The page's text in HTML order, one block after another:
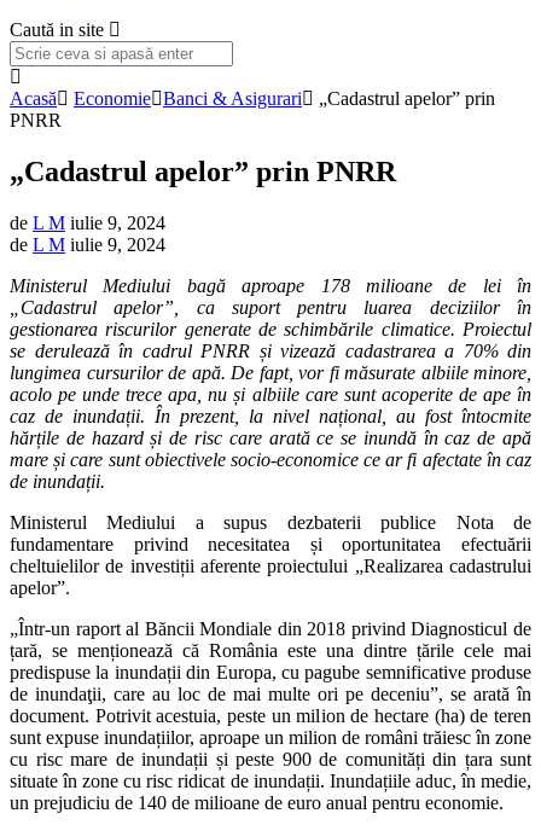
Caută in site
Acasă Economie Banci & Asigurari
„Cadastrul apelor” prin
PNRR
„Cadastrul apelor” prin PNRR
de L M iulie 9, 2024
de L M iulie 9, 2024
Ministerul Mediului bagă aproape 178 milioane de lei în
„Cadastrul apelor”, ca suport pentru luarea deciziilor în
gestionarea riscurilor generate de schimbările climatice. Proiectul
se derulează în cadrul PNRR și vizează cadastrarea a 70% din
lungimea cursurilor de apă. De fapt, vor fi măsurate albiile minore,
acolo pe unde trece apa, nu și albiile care sunt acoperite de ape în
caz de inundații. În prezent, la nivel național, au fost întocmite
hărțile de hazard și de risc care arată ce se inundă în caz de apă
mare și care sunt obiectivele socio-economice ce ar fi afectate în caz
de inundații.
Ministerul Mediului a supus dezbaterii publice Nota de
fundamentare privind necesitatea și oportunitatea efectuării
cheltuielilor de investiții aferente proiectului „Realizarea cadastrului
apelor”.
„Într-un raport al Băncii Mondiale din 2018 privind Diagnosticul de
țară, se menționează că România este una dintre țările cele mai
predispuse la inundații din Europa, cu pagube semnificative produse
de inundaţii, care au loc de mai multe ori pe deceniu”, se arată în
document. Potrivit acestuia, peste un milion de hectare (ha) de teren
sunt expuse inundațiilor, aproape un milion de români trăiesc în zone
cu risc mare de inundații și peste 900 de comunități din țara sunt
situate în zone cu risc ridicat de inundații. Inundațiile aduc, în medie,
un prejudiciu de 140 de milioane de euro anual pentru economie.